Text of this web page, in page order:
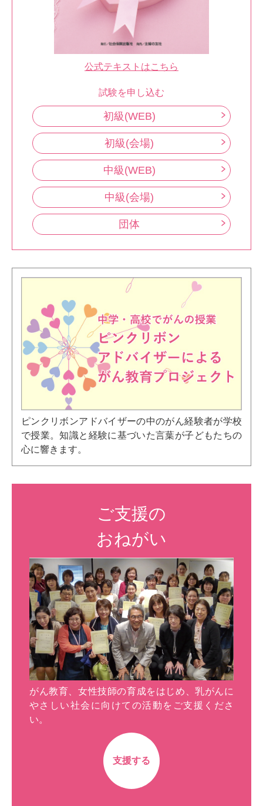
公式テキストはこちら
試験を申し込む
初級(WEB)
初級(会場)
中級(WEB)
中級(会場)
団体
ピンクリボンアドバイザーの中のがん経験者が学校
で授業。知識と経験に基づいた言葉が子どもたちの
心に響きます。
ご支援の
おねがい
がん教育、女性技師の育成をはじめ、乳がんに
やさしい社会に向けての活動をご支援くださ
い。
支援する